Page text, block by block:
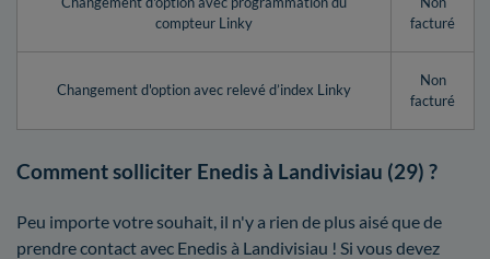
compteur Linky
facturé
Changement d'option avec relevé d’index Linky
Non
facturé
Comment solliciter Enedis à Landivisiau (29) ?
Peu importe votre souhait, il n'y a rien de plus aisé que de
prendre contact avec Enedis à Landivisiau ! Si vous devez